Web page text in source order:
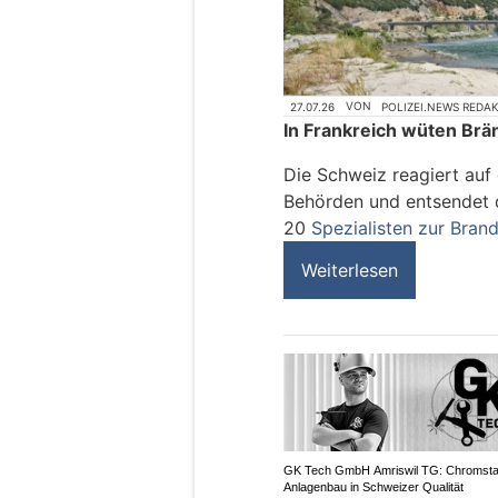
27.07.26 VON POLIZEI.NEWS
In Frankreich wüten
Die Schweiz reagiert
Behörden und
20 Spezialisten zur
Weiterlesen
GK Tech GmbH Amriswil TG:
Anlagenbau in Schweizer Qualität